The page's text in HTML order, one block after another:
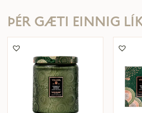
ÞÉR GÆTI EINNIG